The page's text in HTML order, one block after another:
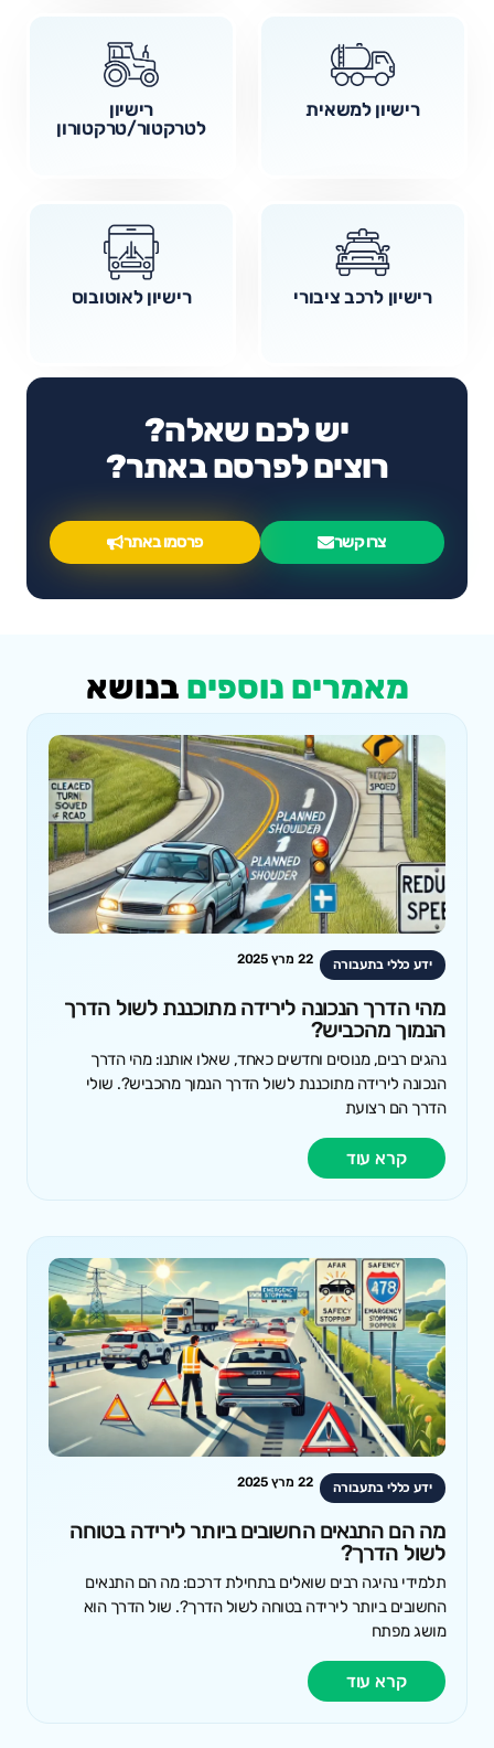
רישיון למשאית
רישיון
לטרקטור/טרקטורון
רישיון לרכב ציבורי רישיון לאוטובוס
יש לכם שאלה?
רוצים לפרסם באתר?
צרו קשר פרסמו באתר
מאמרים נוספים בנושא
ידע כללי בתעבורה 22 מרץ 2025
מהי הדרך הנכונה לירידה מתוכננת לשול הדרך
הנמוך מהכביש?
נהגים רבים, מנוסים וחדשים כאחד, שאלו אותנו: מהי הדרך
הנכונה לירידה מתוכננת לשול הדרך הנמוך מהכביש?. שולי
הדרך הם רצועת
קרא עוד
ידע כללי בתעבורה 22 מרץ 2025
מה הם התנאים החשובים ביותר לירידה בטוחה
לשול הדרך?
תלמידי נהיגה רבים שואלים בתחילת דרכם: מה הם התנאים
החשובים ביותר לירידה בטוחה לשול הדרך?. שול הדרך הוא
מושג מפתח
קרא עוד